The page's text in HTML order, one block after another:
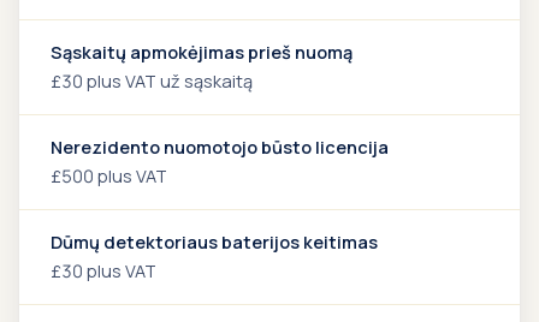
Sąskaitų apmokėjimas prieš nuomą
£30 plus VAT už sąskaitą
Nerezidento nuomotojo būsto licencija
£500 plus VAT
Dūmų detektoriaus baterijos keitimas
£30 plus VAT